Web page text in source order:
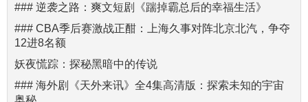
### 逆袭之路：爽文短剧《踹掉霸总后的幸福生活》
### CBA季后赛激战正酣：上海久事对阵北京北汽，争夺
12进8名额
妖夜慌踪：探秘黑暗中的传说
### 海外剧《天外来讯》全4集高清版：探索未知的宇宙